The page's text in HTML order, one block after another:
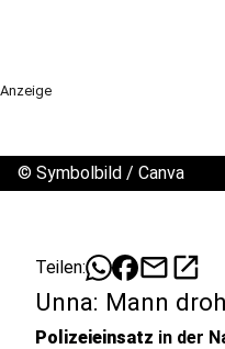
Anzeige
© Symbolbild / Canva
Teilen: mailopen_in_new
Unna: Mann
Polizeieinsatz in der